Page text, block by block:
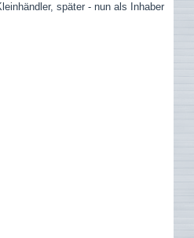
später - nun als Inhaber